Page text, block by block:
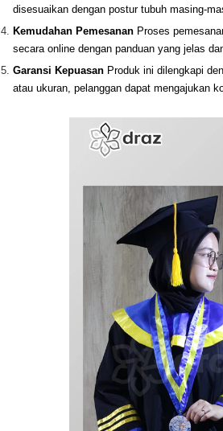
disesuaikan dengan postur tubuh masing-
Kemudahan PemesananProses
secara online dengan panduan yang jelas
Garansi KepuasanProduk ini dilengkapi
atau ukuran, pelanggan dapat mengajukan